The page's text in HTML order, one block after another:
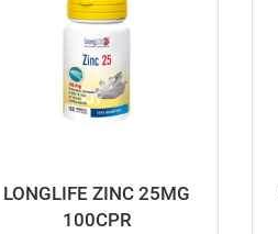
LONGLIFE ZINC 25MG
100CPR